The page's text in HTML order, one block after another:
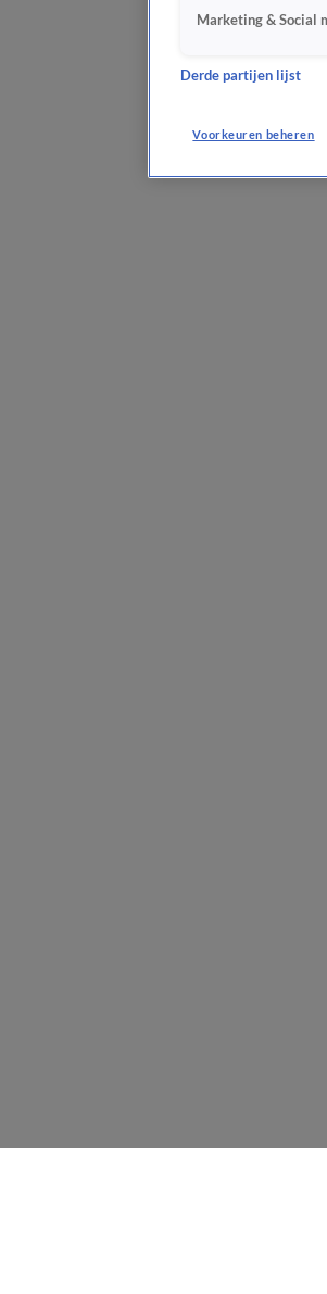
Marketing & Social
Derde partijen lijst
Voorkeuren beheren